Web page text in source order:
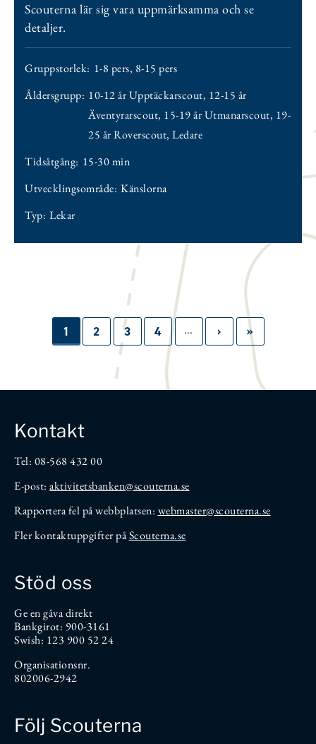
Scouterna lär sig vara uppmärksamma och se
detaljer.
Gruppstorlek: 1-8 pers, 8-15 pers
Åldersgrupp: 10-12 år Upptäckarscout, 12-15 år
Äventyrarscout, 15-19 år Utmanarscout, 19-
25 år Roverscout, Ledare
Tidsåtgång: 15-30 min
Utvecklingsområde: Känslorna
Typ: Lekar
Paginering
Sida
1 Sida
2 Sida
3 Sida
4 …
Nästa
sida
›
Sista
sidan
»
Kontakt
Tel: 08-568 432 00
E-post: aktivitetsbanken@scouterna.se
Rapportera fel på webbplatsen: webmaster@scouterna.se
Fler kontaktuppgifter påScouterna.se
Stöd oss
Ge en gåva direkt
Bankgirot: 900-3161
Swish: 123 900 52 24
Organisationsnr.
802006-2942
Följ Scouterna